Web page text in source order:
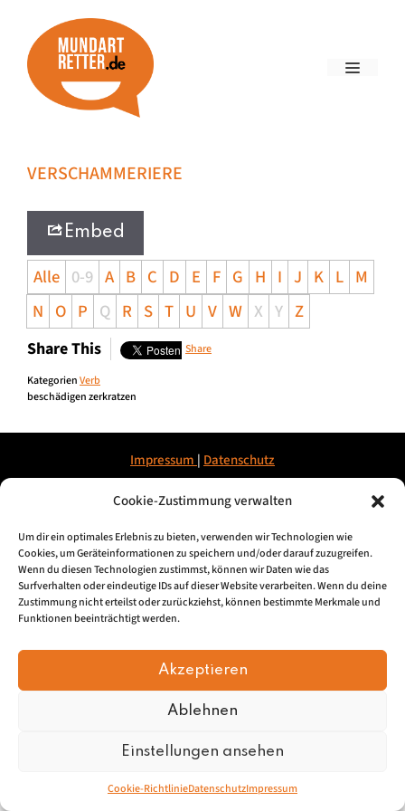
Cookie-Zustimmung verwalten
Um dir ein optimales Erlebnis zu bieten, verwenden wir Technologien wie
Cookies, um Geräteinformationen zu speichern und/oder darauf zuzugreifen.
Wenn du diesen Technologien zustimmst, können wir Daten wie das
Surfverhalten oder eindeutige IDs auf dieser Website verarbeiten. Wenn du deine
Zustimmung nicht erteilst oder zurückziehst, können bestimmte Merkmale und
Funktionen beeinträchtigt werden.
Akzeptieren
Ablehnen
Einstellungen ansehen
Cookie-RichtlinieDatenschutzImpressum
VERSCHAMMERIERE
Embed
Alle 0-9 A B C D E F G H I J K L M
N O P Q R S T U V W X Y Z
Share This Share
KategorienVerb
beschädigen zerkratzen
Impressum | Datenschutz
© 2026, Mundartretter.de